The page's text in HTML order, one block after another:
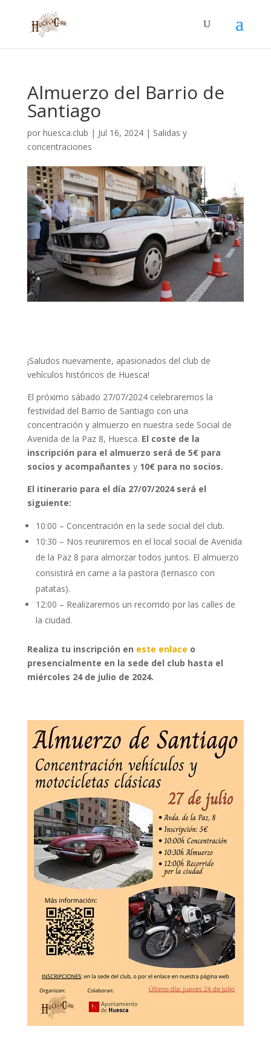
Almuerzo del Barrio de
Santiago
por huesca.club | Jul 16, 2024| Salidas y
concentraciones
¡Saludos nuevamente, apasionados del club de
vehículos históricos de Huesca!
El próximo sábado 27/07/2024 celebraremos la
festividad del Barrio de Santiago con una
concentración y almuerzo en nuestra sede Social de
Avenida de la Paz 8, Huesca. El coste de la
inscripción para el almuerzo será de 5€ para
socios y acompañantes y10€ para no socios.
El itinerario para el día 27/07/2024 será el
siguiente:
10:00 – Concentración en la sede social del club.
10:30 – Nos reuniremos en el local social de Avenida
de la Paz 8 para almorzar todos juntos. El almuerzo
consistirá en carne a la pastora (ternasco con
patatas).
12:00 – Realizaremos un recorrido por las calles de
la ciudad.
Realiza tu inscripción en este enlace o
presencialmente en la sede del club hasta el
miércoles 24 de julio de 2024.